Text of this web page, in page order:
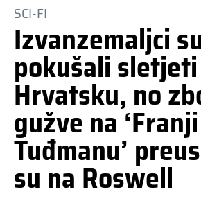
SCI-FI
Izvanzemaljci
pokušali
Hrvatsku, no
gužve na ‘Franji
Tuđmanu’
su na Roswell